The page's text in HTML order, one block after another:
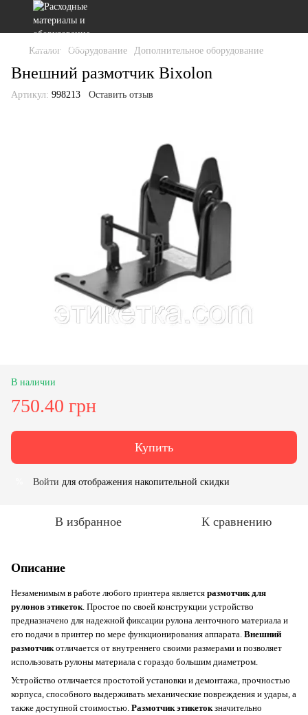
Каталог Оборудование Дополнительное оборудование
Внешний размотчик Bixolon
Артикул: 998213 Оставить отзыв
В наличии
750.40 грн
Купить
Войти для отображения накопительной скидки
В избранное К сравнению
Описание
Незаменимым в работе любого принтера является размотчик для
рулонов этикеток . Простое по своей конструкции устройство
предназначено для надежной фиксации рулона ленточного материала и
его подачи в принтер по мере функционирования аппарата. Внешний
размотчик отличается от внутреннего своими размерами и позволяет
использовать рулоны материала с гораздо большим диаметром.
Устройство отличается простотой установки и демонтажа, прочностью
корпуса, способного выдерживать механические повреждения и удары, а
также доступной стоимостью. Размотчик этикеток значительно